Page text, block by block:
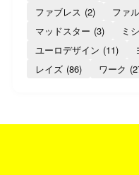
ファブレス (2) ファ
マッドスター (3) ミ
ユーロデザイン (11)
レイズ (86) ワーク